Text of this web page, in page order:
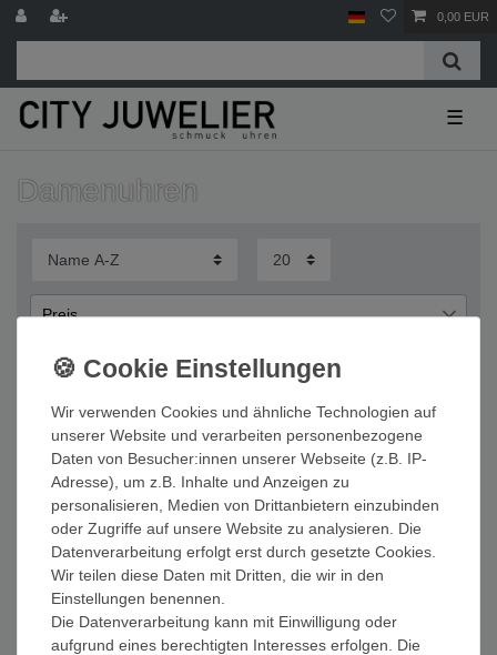
0,00 EUR
☰
Damenuhren
Preis
― €
Übernehmen
Wichtige Informationen
FAQ Funkuhren
Wasserdichtheit
Geschenkverpackung
Batterieentsorgung
Zahlung
Versand
Wir verwenden Cookies und ähnliche Technologien auf
unserer Website und verarbeiten personenbezogene
Daten von Besucher:innen unserer Webseite (z.B. IP-
Adresse), um z.B. Inhalte und Anzeigen zu
personalisieren, Medien von Drittanbietern einzubinden
oder Zugriffe auf unsere Website zu analysieren. Die
Datenverarbeitung erfolgt erst durch gesetzte Cookies.
Wir teilen diese Daten mit Dritten, die wir in den
Einstellungen benennen.
Die Datenverarbeitung kann mit Einwilligung oder
aufgrund eines berechtigten Interesses erfolgen. Die